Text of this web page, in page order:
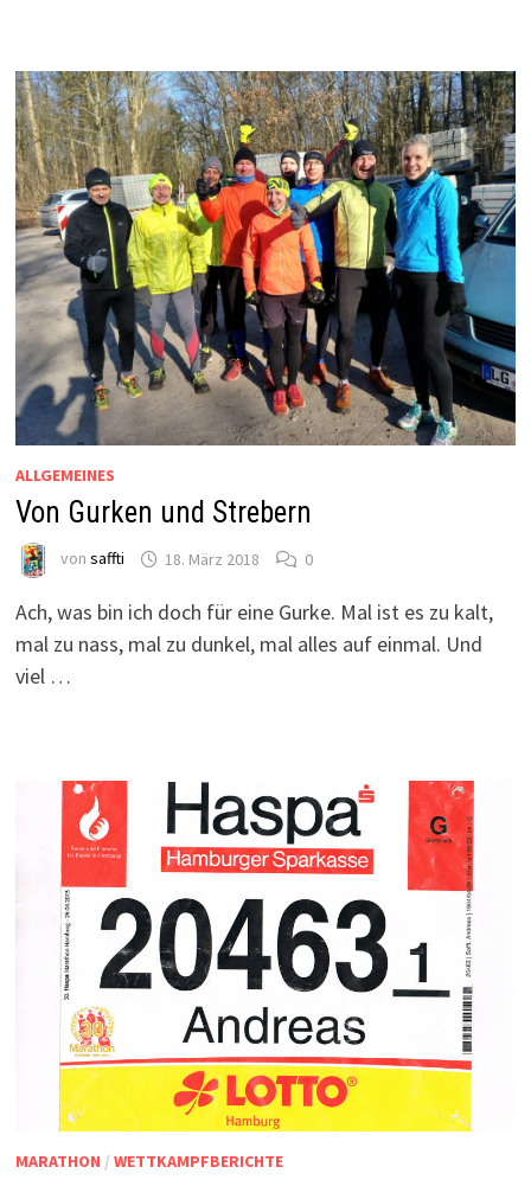
ALLGEMEINES
Von Gurken und Strebern
von saffti 18. März 2018 0
Ach, was bin ich doch für eine Gurke. Mal ist es zu kalt,
mal zu nass, mal zu dunkel, mal alles auf einmal. Und
viel …
MARATHON / WETTKAMPFBERICHTE